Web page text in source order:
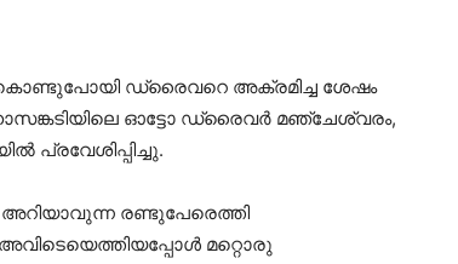
ഡ്രൈവറെ അക്രമിച്ച ശേഷം
ഓട്ടോ ഡ്രൈവര്‍ മഞ്ചേശ്വരം,
രണ്ടുപേരെത്തി
മറ്റൊരു